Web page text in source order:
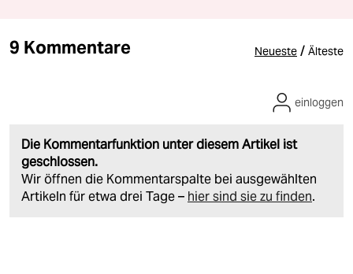
9 Kommentare Neueste / Älteste
Die Kommentarfunktion unter diesem Artikel ist
geschlossen.
Wir öffnen die Kommentarspalte bei ausgewählten
Artikeln für etwa drei Tage – hier sind sie zu finden.
einloggen